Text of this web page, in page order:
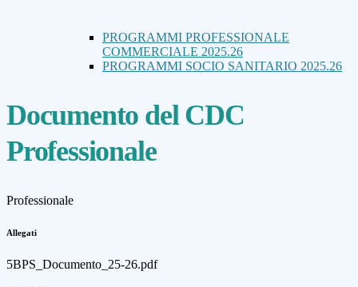
PROGRAMMI PROFESSIONALE
COMMERCIALE 2025.26
PROGRAMMI SOCIO SANITARIO 2025.26
Documento del CDC
Professionale
Professionale
Allegati
5BPS_Documento_25-26.pdf